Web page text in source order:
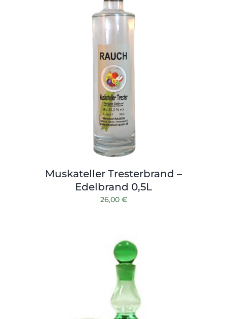
Muskateller Tresterbrand –
Edelbrand 0,5L
26,00 €